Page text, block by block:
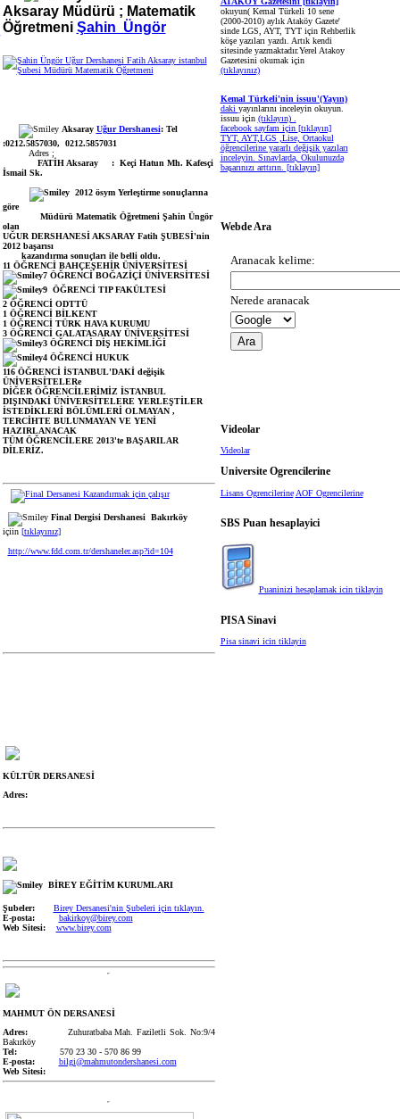
Aksaray Müdürü ; Matematik
Öğretmeni Şahin Üngör
Aksaray Uğur Dershanesi: Tel
:0212.5857030, 0212.5857031
Adres ;
FATİH Aksaray : Keçi Hatun Mh. Kafesçi
İsmail Sk.
2012 ösym Yerleştirme sonuçlarına
göre
Müdürü Matematik Öğretmeni Şahin Üngör
olan
UĞUR DERSHANESİ AKSARAY Fatih ŞUBESİ'nin
2012 başarısı
kazandırma sonuçları ile belli oldu.
11 ÖĞRENCİ BAHÇEŞEHİR ÜNİVERSİTESİ
7 ÖĞRENCİ BOĞAZİÇİ ÜNİVERSİTESİ
9 ÖĞRENCİ TIP FAKÜLTESİ
2 ÖĞRENCİ ODTTÜ
1 ÖĞRENCİ BİLKENT
1 ÖĞRENCİ TÜRK HAVA KURUMU
3 ÖĞRENCİ GALATASARAY ÜNİVERSİTESİ
3 ÖĞRENCİ DİŞ HEKİMLİĞİ
4 ÖĞRENCİ HUKUK
116 ÖĞRENCİ İSTANBUL'DAKİ değişik
ÜNİVERSİTELERe
DİĞER ÖĞRENCİLERİMİZ İSTANBUL
DIŞINDAKİ ÜNİVERSİTELERE YERLEŞTİLER
İSTEDİKLERİ BÖLÜMLERİ OLMAYAN ,
TERCİHTE BULUNMAYAN VE YENİ
HAZIRLANACAK
TÜM ÖĞRENCİLERE 2013'te BAŞARILAR
DİLERİZ.
Final Dergisi Dershanesi Bakırköy
içiin [tıklayınız]
http://www.fdd.com.tr/dershaneler.asp?id=104
KÜLTÜR DERSANESİ
Adres:
BİREY EĞİTİM KURUMLARI
Şubeler:
Birey Dersanesi'nin Şubeleri için tıklayın.
E-posta:
bakirkoy@birey.com
Web Sitesi:
www.birey.com
MAHMUT ÖN DERSANESİ
Adres: Zuhuratbaba Mah. Faziletli Sok. No:9/4
Bakırköy
Tel:570 23 30 - 570 86 99
E-posta:
bilgi@mahmutondershanesi.com
Web Sitesi:
okuyun( Kemal Türkeli 10 sene
(2000-2010) aylık Ataköy Gazete'
sinde LGS, AYT, TYT için Rehberlik
köşe yazıları yazdı. Artık kendi
sitesinde yazmaktadır.Yerel Atakoy
Gazetesini okumak için
(tıklayınız)
Kemal Türkeli'nin issuu'(Yayın)
daki yayınlarını inceleyin okuyun.
issuu için (tıklayın) .
facebook sayfam için [tıklayın]
TYT, AYT,LGS ,Lise, Ortaokul
öğrencilerine yararlı değişik yazıları
inceleyin. Sınavlarda, Okulunuzda
başarınızı arttırın. [tıklayın]
Webde Ara
Videolar
Videolar
Universite Ogrencilerine
Lisans Ogrencilerine AOF Ogrencilerine
SBS Puan hesaplayici
Puaninizi hesaplamak icin tiklayin
PISA Sinavi
Pisa sinavi icin tiklayin